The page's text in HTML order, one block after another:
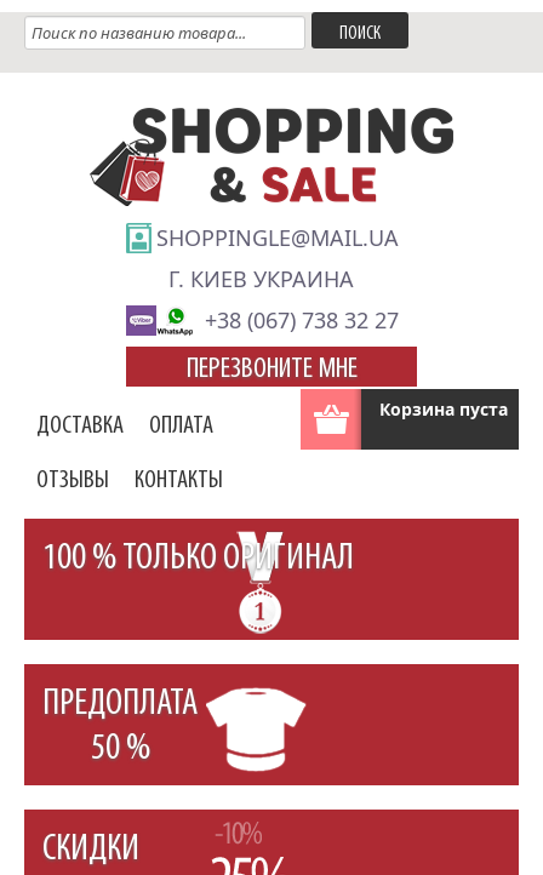
SHOPPINGLE@MAIL.UA
Г. КИЕВ УКРАИНА
+38 (067) 738 32 27
ПЕРЕЗВОНИТЕ МНЕ
Корзина пуста
ДОСТАВКА ОПЛАТА
ОТЗЫВЫ КОНТАКТЫ
100 % ТОЛЬКО ОРИГИНАЛ
ПРЕДОПЛАТА
50 %
СКИДКИ